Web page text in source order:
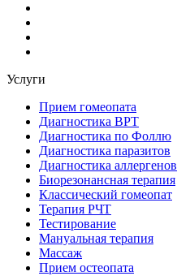
Услуги
Прием гомеопата
Диагностика ВРТ
Диагностика по Фоллю
Диагностика паразитов
Диагностика аллергенов
Биорезонансная терапия
Классический гомеопат
Терапия РЧТ
Тестирование
Мануальная терапия
Массаж
Прием остеопата